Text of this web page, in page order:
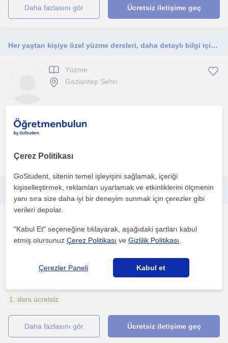
daha fazlasını gör Ücretsiz iletişime geç
Her yaştan kişiye özel yüzme dersleri, daha detaylı bilgi için benimle iletişime geçiniz.
Yüzme
Gaziantep Sehri
Kişi ne seviyede suya hakim olursa olsun prensip olarak 0 dan
temel eğitime başlarım. Çocuk yetişkin fark etmeksizi...
daha fazlasını gör
Gaziantep Sehri, Sehitka...
(2)
Spora başladığım ilk günden beri kas hipertrofisi en doğru şekilde
nasıl sağlanır sorusunun cevabını aradım. Bunu d...
1. ders ücretsiz
daha fazlasını gör Ücretsiz iletişime geç
Çerez Politikası
GoStudent, sitenin temel işleyişini sağlamak, içeriği
kişiselleştirmek, reklamları uyarlamak ve etkinliklerini ölçmenin
yanı sıra size daha iyi bir deneyim sunmak için çerezler gibi
verileri depolar.
"Kabul Et" seçeneğine tıklayarak, aşağıdaki şartları kabul
etmiş olursunuzÇerez Politikası veGizlilik Politikası
Çerezler Paneli Kabul et